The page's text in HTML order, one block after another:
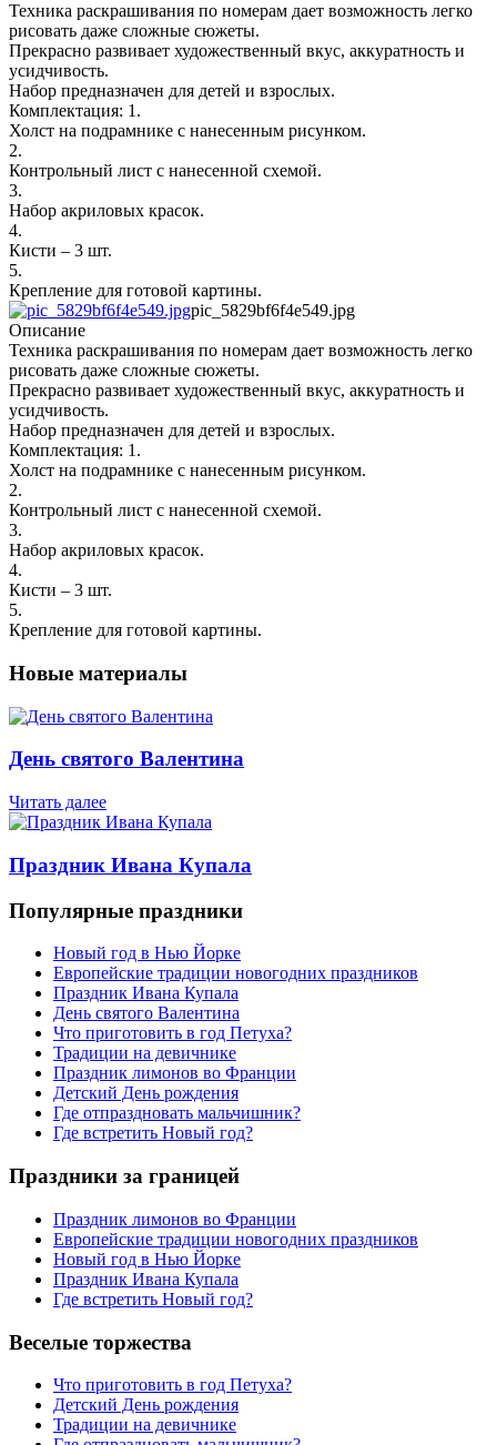
Техника раскрашивания по номерам дает возможность легко
рисовать даже сложные сюжеты.
Прекрасно развивает художественный вкус, аккуратность и
усидчивость.
Набор предназначен для детей и взрослых.
Комплектация: 1.
Холст на подрамнике с нанесенным рисунком.
2.
Контрольный лист с нанесенной схемой.
3.
Набор акриловых красок.
4.
Кисти – 3 шт.
5.
Крепление для готовой картины.
pic_5829bf6f4e549.jpg
Описание
Техника раскрашивания по номерам дает возможность легко
рисовать даже сложные сюжеты.
Прекрасно развивает художественный вкус, аккуратность и
усидчивость.
Набор предназначен для детей и взрослых.
Комплектация: 1.
Холст на подрамнике с нанесенным рисунком.
2.
Контрольный лист с нанесенной схемой.
3.
Набор акриловых красок.
4.
Кисти – 3 шт.
5.
Крепление для готовой картины.
Новые материалы
День святого Валентина
Читать далее
Праздник Ивана Купала
Популярные праздники
Новый год в Нью Йорке
Европейские традиции новогодних праздников
Праздник Ивана Купала
День святого Валентина
Что приготовить в год Петуха?
Традиции на девичнике
Праздник лимонов во Франции
Детский День рождения
Где отпраздновать мальчишник?
Где встретить Новый год?
Праздники за границей
Праздник лимонов во Франции
Европейские традиции новогодних праздников
Новый год в Нью Йорке
Праздник Ивана Купала
Где встретить Новый год?
Веселые торжества
Что приготовить в год Петуха?
Детский День рождения
Традиции на девичнике